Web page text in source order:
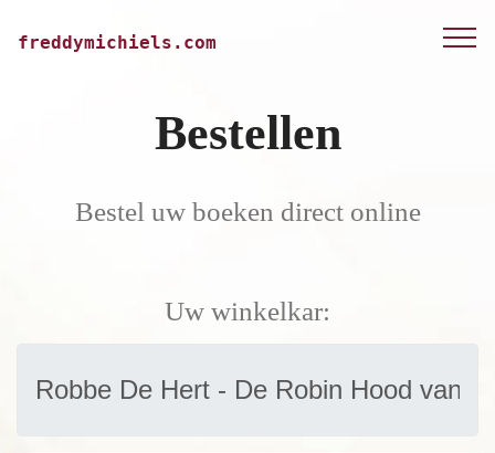
freddymichiels.com
Bestellen
Bestel uw boeken direct online
Uw winkelkar: